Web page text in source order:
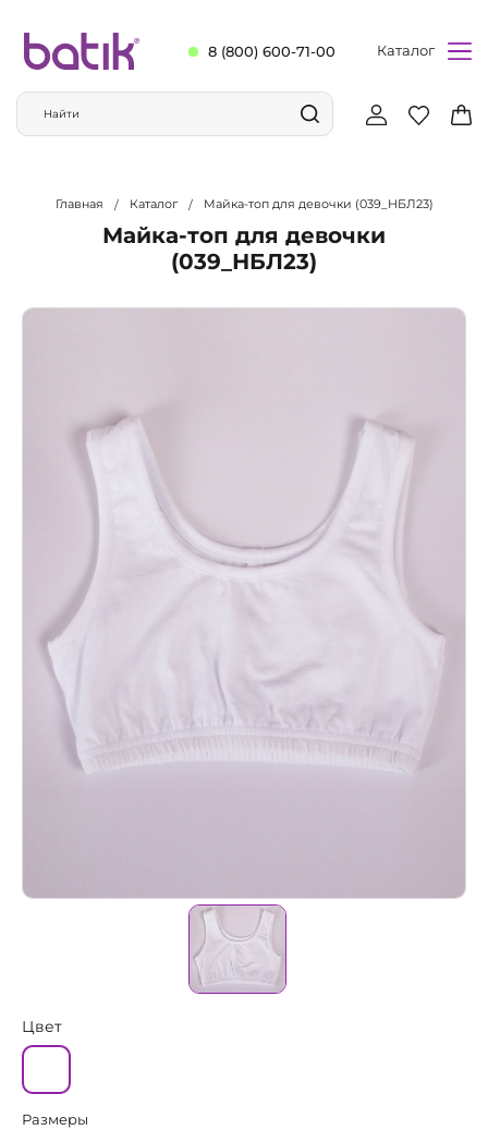
8 (800) 600-71-00 Каталог
Главная Каталог Майка-топ для девочки (039_НБЛ23)
Майка-топ для девочки
(039_НБЛ23)
Цвет
Размеры